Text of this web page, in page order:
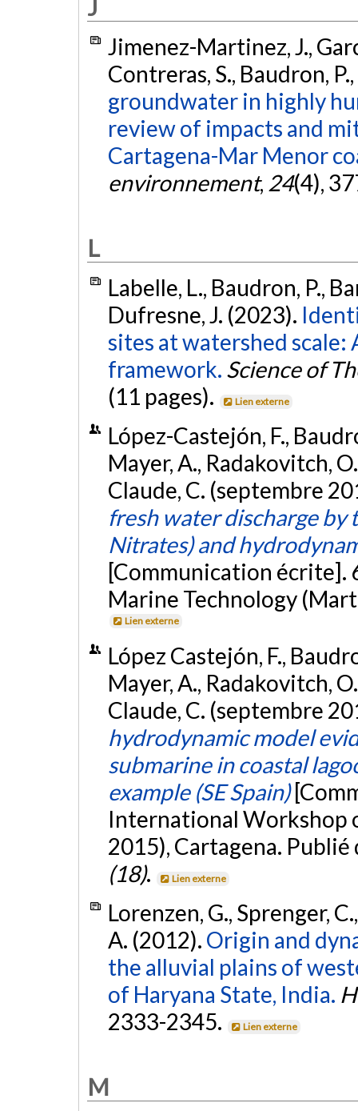
J
Jimenez-Martinez, J.,
Contreras, S., Baudron,
groundwater in highly
review of impacts and
Cartagena-Mar Menor
environnement, 24(4),
L
Labelle, L., Baudron, P.,
Dufresne, J. (2023).
sites at watershed scale:
framework. Science of
(11 pages).
Lien externe
López-Castejón, F.,
Mayer, A., Radakovitch,
Claude, C. (septembre
fresh water discharge by
Nitrates) and
[Communication
Marine Technology
Lien externe
López Castejón, F.,
Mayer, A., Radakovitch,
Claude, C. (septembre
hydrodynamic model
submarine in coastal
example (SE Spain)
International Workshop
2015), Cartagena.
(18). Lien externe
Lorenzen, G., Sprenger,
A. (2012). Origin and
the alluvial plains of
of Haryana State, India.
2333-2345.
Lien externe
M